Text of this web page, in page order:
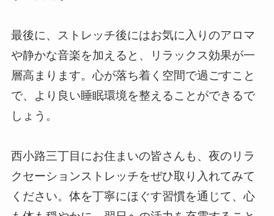
最後に、ストレッチ後にはお気に入りのアロマ
や静かな音楽を加えると、リラックス効果が一
層高まります。心が落ち着く空間で過ごすこと
で、より良い睡眠環境を整えることができるで
しょう。
西小路三丁目にお住まいの皆さんも、夜のリラ
クセーションストレッチをぜひ取り入れてみて
ください。体を丁寧にほぐす習慣を通じて、心